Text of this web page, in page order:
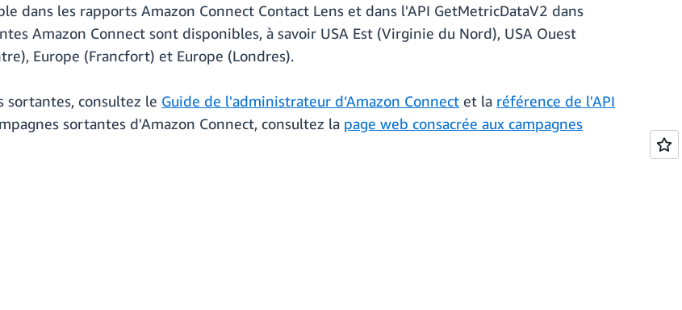
dans les rapports Amazon Connect Contact Lens et dans l'API GetMetricDataV2 dans
Amazon Connect sont disponibles, à savoir USA Est (Virginie du Nord), USA Ouest
Europe (Francfort) et Europe (Londres).
sortantes, consultez le Guide de l'administrateur d’Amazon Connect et la référence de l'API
sortantes d'Amazon Connect, consultez la page web consacrée aux campagnes